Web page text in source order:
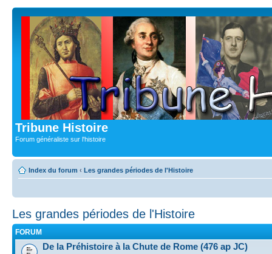
Tribune Histoire
Forum généraliste sur l'histoire
Index du forum ‹ Les grandes périodes de l'Histoire
Les grandes périodes de l'Histoire
FORUM
De la Préhistoire à la Chute de Rome (476 ap JC)